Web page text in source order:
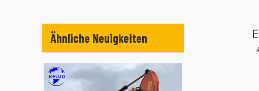
Ähnliche Neuigkeiten